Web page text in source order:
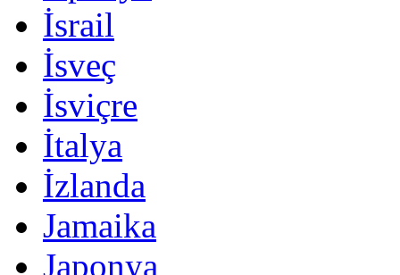
İsrail
İsveç
İsviçre
İtalya
İzlanda
Jamaika
Japonya